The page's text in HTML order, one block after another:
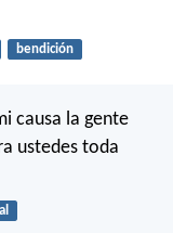
bendición
causa la gente
ustedes toda